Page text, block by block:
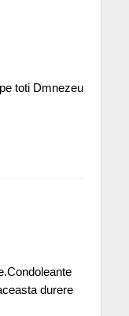
toti Dmnezeu
durere